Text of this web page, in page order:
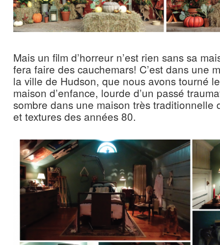
Mais un film d’horreur n’est rien sans sa
fera faire des cauchemars! C’est dans une
la ville de Hudson, que nous avons tourné
maison d’enfance, lourde d’un passé
sombre dans une maison très traditionnelle
et textures des années 80.